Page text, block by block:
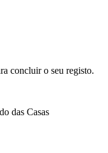
concluir o seu registo.
das Casas